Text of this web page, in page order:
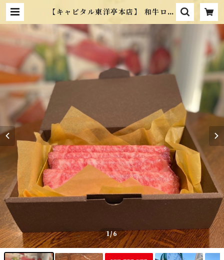
【キャピタル東洋亭本店】 和牛ロー
県、秋田県、沖縄県、離島などは発
送不可） | 京マルシェ kyomarc
he
1/6